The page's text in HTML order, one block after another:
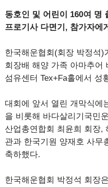
동호인 및 어린이 160여 명
프로기사 다면기, 참가자에
한국해운협회(회장 박정석)
회장배 해양 가족 아마추어
섬유센터 Tex+Fa홀에서 성
대회에 앞서 열린 개막식에
을 비롯해 바다살리기국민
산업총연합회 최윤희 회장,
관과 한국기원 양재호 사무
축하했다.
한국해운협회 박정석 회장